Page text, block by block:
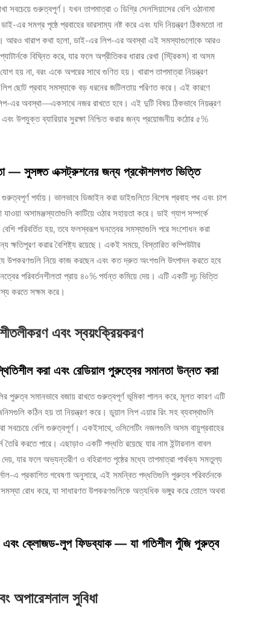
সবচেয়ে গুরুত্বপূর্ণ। যখন তাপমাত্রা ৩ ডিগ্রি সেলসিয়াসের বেশি ওঠানামা
এর সমগ্র পৃষ্ঠে প্রবাহের ভারসাম্য নষ্ট করে এবং যদি নিয়ন্ত্রণ ঠিকমতো না
আরও খারাপ কথা হলো, ডাই-এর লিপ-এর অবস্থা এই সমস্যাগুলোকে আরও
বিঘ্নিত করে, যার ফলে অপ্রীতিকর ধারার রেখা (স্ট্রিকস) বা অসম
না, বরং একে অপরের সাথে গুণিত হয়। খারাপ তাপমাত্রা নিয়ন্ত্রণ
ছোট প্রবাহ সমস্যাকে বড় ধরনের জটিলতায় পরিণত করে। এই কারণে
এর অবস্থা—একসাথে নজর রাখতে হবে। এই দুটি বিষয় ঠিকভাবে নিয়ন্ত্রণ
উপযুক্ত ব্যারিয়ার সুরক্ষা নিশ্চিত করার জন্য প্রয়োজনীয় কঠোর ৫%
— সুসঙ্গত এক্সট্রুশনের জন্য প্রকৌশলগত ভিত্তি
পর্যায়। ভালভাবে ডিজাইন করা ডাইগুলিতে বিশেষ প্রবাহ পথ এবং চাপ
অসামঞ্জস্যতাগুলি কাটিয়ে ওঠার সহায়তা করে। ডাই গ্যাপ সম্পর্কে
পরিবর্তিত হয়, তবে ফলস্বরূপ ঘনত্বের সমস্যাগুলি পরে সংশোধন করা
ক্ষতিপূরণ করার বৈশিষ্ট্য রয়েছে। একই সময়ে, বিস্তারিত কম্পিউটার
যে উপকরণগুলি নিয়ে কাজ করছেন এবং কত দ্রুত অংশগুলি উৎপাদন করতে হবে
পরিবর্তনশীলতা প্রায় ৪০% পর্যন্ত কমিয়ে দেয়। এটি একটি দৃঢ় ভিত্তি
করতে সক্ষম করে।
এবং স্বয়ংক্রিয়করণ
করা এবং রেডিয়াল পুরুত্বের সমানতা উন্নত করা
পুরুত্ব সমানভাবে বজায় রাখতে গুরুত্বপূর্ণ ভূমিকা পালন করে, মূলত কারণ এটি
কঠিন হয় তা নিয়ন্ত্রণ করে। ডুয়াল লিপ এয়ার রিং সহ ব্যবস্থাগুলি
বেশি গুরুত্বপূর্ণ। একইসাথে, ওসিলেটিং নজলগুলি অসম বায়ুপ্রবাহের
করতে পারে। এছাড়াও একটি পদ্ধতি রয়েছে যার নাম ইন্টারনাল বাবল
যার ফলে অভ্যন্তরীণ ও বহিরাগত পৃষ্ঠের মধ্যে তাপমাত্রা পার্থক্য সমতুল্য
এ প্রকাশিত গবেষণা অনুসারে, এই সমন্বিত পদ্ধতিগুলি পুরুত্ব পরিবর্তনকে
রোধ করে, যা সাধারণত উপকরণগুলিকে অত্যধিক ভঙ্গুর করে তোলে অথবা
এবং ক্লোজড-লুপ ফিডব্যাক — যা গতিশীল পুঁজি পুরুত্ব
অপারেশনাল সুবিধা